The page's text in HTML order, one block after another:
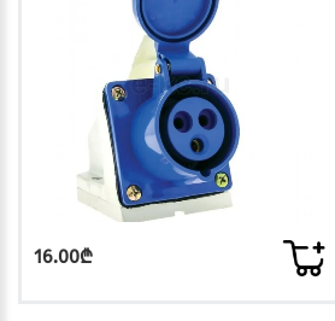
16.00₾